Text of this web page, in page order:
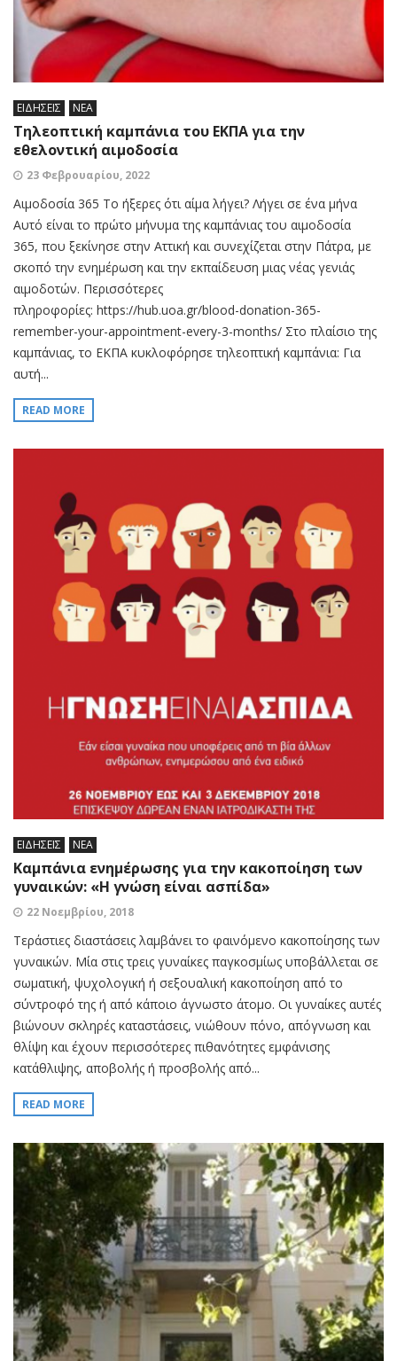
ΕΙΔΗΣΕΙΣ ΝΕΑ
Τηλεοπτική καμπάνια του ΕΚΠΑ για την
εθελοντική αιμοδοσία
23 Φεβρουαρίου, 2022
Αιμοδοσία 365 Το ήξερες ότι αίμα λήγει? Λήγει σε ένα μήνα
Αυτό είναι το πρώτο μήνυμα της καμπάνιας του αιμοδοσία
365, που ξεκίνησε στην Αττική και συνεχίζεται στην Πάτρα, με
σκοπό την ενημέρωση και την εκπαίδευση μιας νέας γενιάς
αιμοδοτών. Περισσότερες
πληροφορίες: https://hub.uoa.gr/blood-donation-365-
remember-your-appointment-every-3-months/ Στο πλαίσιο της
καμπάνιας, το ΕΚΠΑ κυκλοφόρησε τηλεοπτική καμπάνια: Για
αυτή...
READ MORE
ΕΙΔΗΣΕΙΣ ΝΕΑ
Καμπάνια ενημέρωσης για την κακοποίηση των
γυναικών: «Η γνώση είναι ασπίδα»
22 Νοεμβρίου, 2018
Τεράστιες διαστάσεις λαμβάνει το φαινόμενο κακοποίησης των
γυναικών. Μία στις τρεις γυναίκες παγκοσμίως υποβάλλεται σε
σωματική, ψυχολογική ή σεξουαλική κακοποίηση από το
σύντροφό της ή από κάποιο άγνωστο άτομο. Οι γυναίκες αυτές
βιώνουν σκληρές καταστάσεις, νιώθουν πόνο, απόγνωση και
θλίψη και έχουν περισσότερες πιθανότητες εμφάνισης
κατάθλιψης, αποβολής ή προσβολής από...
READ MORE